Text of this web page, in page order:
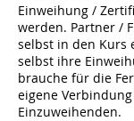
Einweihung /
werden. Partner /
selbst in den Kurs
selbst ihre
brauche für die
eigene
Einzuweihenden.